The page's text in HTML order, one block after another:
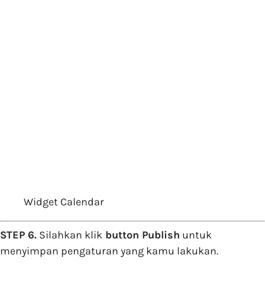
Widget Calendar
STEP 6. Silahkan klik button Publish untuk
menyimpan pengaturan yang kamu lakukan.